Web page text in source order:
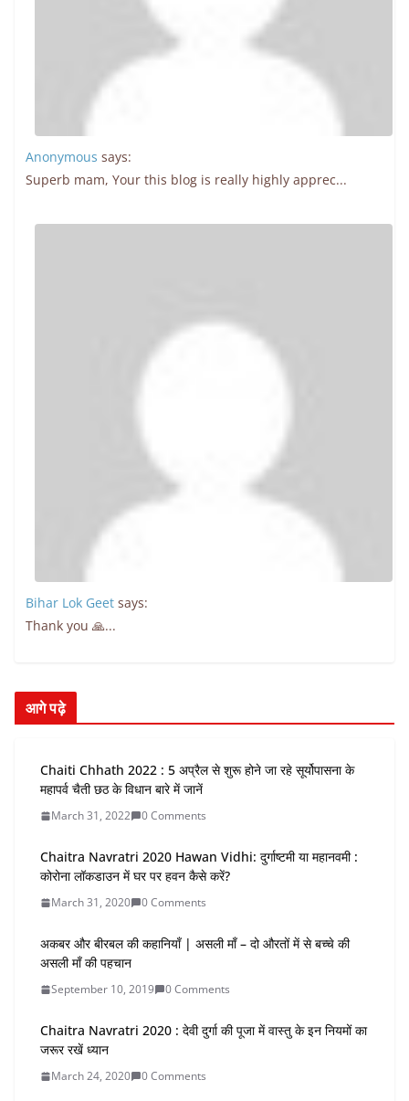
Anonymous says:
Superb mam, Your this blog is really highly apprec...
Bihar Lok Geet says:
Thank you 🙏...
आगे पढ़े
Chaiti Chhath 2022 : 5 अप्रैल से शुरू होने जा रहे सूर्योपासना के
महापर्व चैती छठ के विधान बारे में जानें
March 31, 2022 0 Comments
Chaitra Navratri 2020 Hawan Vidhi: दुर्गाष्टमी या महानवमी :
कोरोना लॉकडाउन में घर पर हवन कैसे करें?
March 31, 2020 0 Comments
अकबर और बीरबल की कहानियाँ | असली माँ – दो औरतों में से बच्चे की
असली माँ की पहचान
September 10, 2019 0 Comments
Chaitra Navratri 2020 : देवी दुर्गा की पूजा में वास्तु के इन नियमों का
जरूर रखें ध्यान
March 24, 2020 0 Comments